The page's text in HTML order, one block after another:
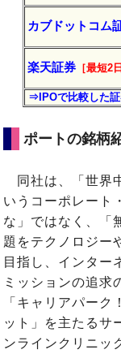
カブドットコム
楽天証券 ［最短2
⇒IPOで比較した証
ポートの銘柄
同社は、「世界
いうコーポレート
な」ではなく、「
題をテクノロジー
目指し、インター
ミッションの追求
「キャリアパー
ット」を主たるサ
ンラインクリニッ